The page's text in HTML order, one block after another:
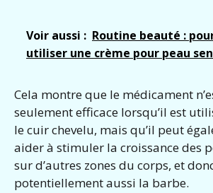
Voir aussi : Routine beauté :
utiliser une crème pour peau
Cela montre que le médicament
seulement efficace lorsqu’il est
le cuir chevelu, mais qu’il peut
aider à stimuler la croissance des
sur d’autres zones du corps, et
potentiellement aussi la barbe.